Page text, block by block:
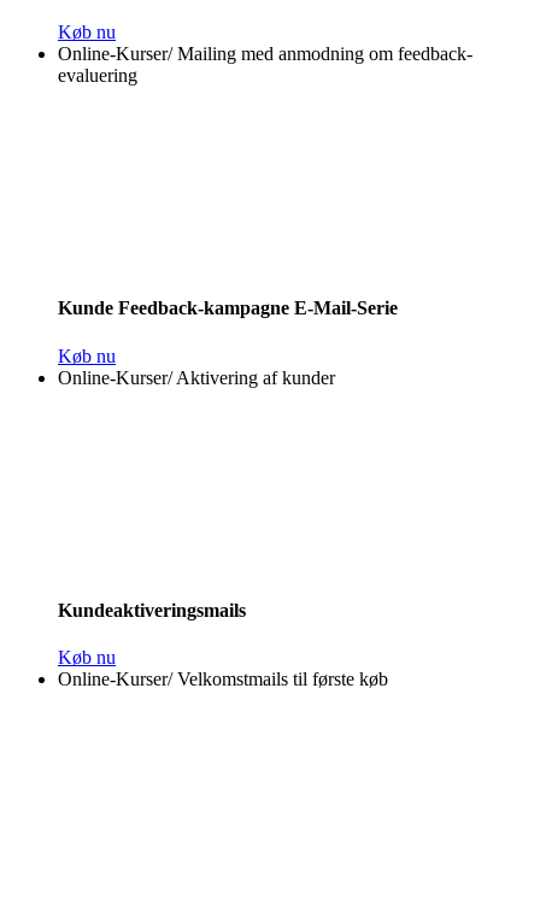
Køb nu
Online-Kurser/ Mailing med anmodning om feedback-
evaluering
Kunde Feedback-kampagne E-Mail-Serie
Køb nu
Online-Kurser/ Aktivering af kunder
Kundeaktiveringsmails
Køb nu
Online-Kurser/ Velkomstmails til første køb